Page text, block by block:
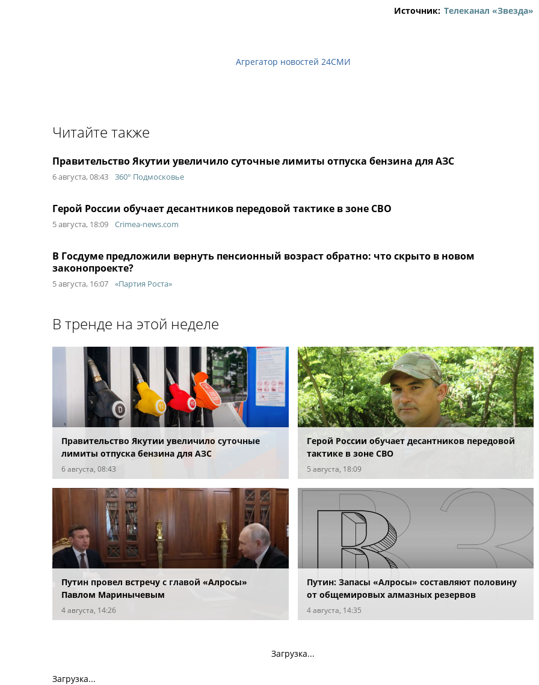
Источник: Телеканал «Звезда»
Агрегатор новостей 24СМИ
Читайте также
Правительство Якутии увеличило суточные лимиты отпуска бензина для АЗС
6 августа, 08:43 360° Подмосковье
Герой России обучает десантников передовой тактике в зоне СВО
5 августа, 18:09 Crimea-news.com
В Госдуме предложили вернуть пенсионный возраст обратно: что скрыто в новом
законопроекте?
5 августа, 16:07 «Партия Роста»
В тренде на этой неделе
Правительство Якутии увеличило суточные
лимиты отпуска бензина для АЗС
6 августа, 08:43
Герой России обучает десантников передовой
тактике в зоне СВО
5 августа, 18:09
Путин провел встречу с главой «Алросы»
Павлом Маринычевым
4 августа, 14:26
Путин: Запасы «Алросы» составляют половину
от общемировых алмазных резервов
4 августа, 14:35
Загрузка...
Загрузка...